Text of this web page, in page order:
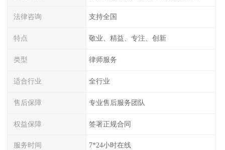
法律咨询 支持全国
特点 敬业、精益、专注、创新
类型 律师服务
适合行业 全行业
售后保障 专业售后服务团队
权益保障 签署正规合同
服务时间 7*24小时在线